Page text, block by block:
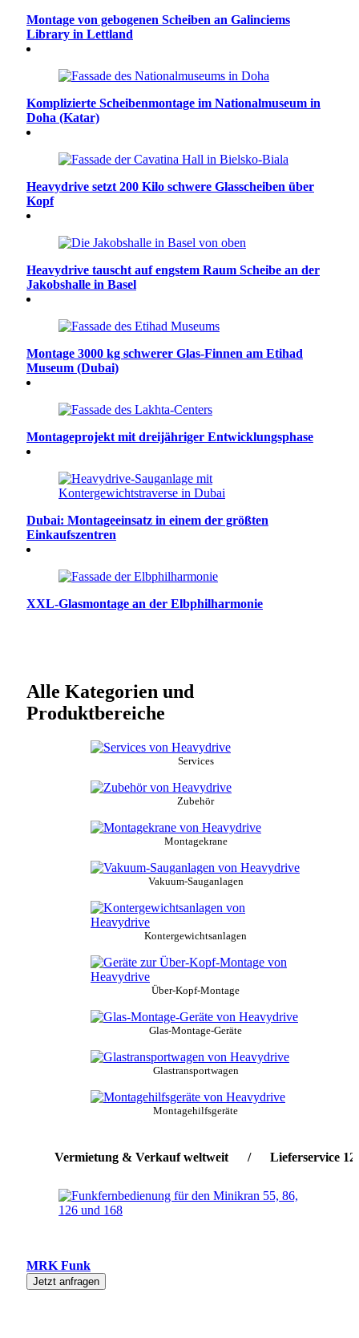
Montage von gebogenen Scheiben an Galinciems
Library in Lettland
Komplizierte Scheibenmontage im Nationalmuseum in
Doha (Katar)
Heavydrive setzt 200 Kilo schwere Glasscheiben über
Kopf
Heavydrive tauscht auf engstem Raum Scheibe an der
Jakobshalle in Basel
Montage 3000 kg schwerer Glas-Finnen am Etihad
Museum (Dubai)
Montageprojekt mit dreijähriger Entwicklungsphase
Dubai: Montageeinsatz in einem der größten
Einkaufszentren
XXL-Glasmontage an der Elbphilharmonie
Alle Kategorien und
Produktbereiche
Services
Zubehör
Montagekrane
Vakuum-Sauganlagen
Kontergewichtsanlagen
Über-Kopf-Montage
Glas-Montage-Geräte
Glastransportwagen
Montagehilfsgeräte
Vermietung & Verkauf weltweit / Lieferservice 12h
MRK Funk
Jetzt anfragen